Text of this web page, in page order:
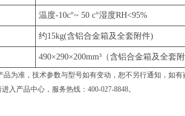
温度-10c°~ 50 c°湿度RH<95%
约15kg(含铝合金箱及全套附件)
490×290×200mm³（含铝合金箱及全套
为准，技术参数与型号如有变动，恕不另行通知，如
入 产品中心 ，服务热线：400-027-8848。